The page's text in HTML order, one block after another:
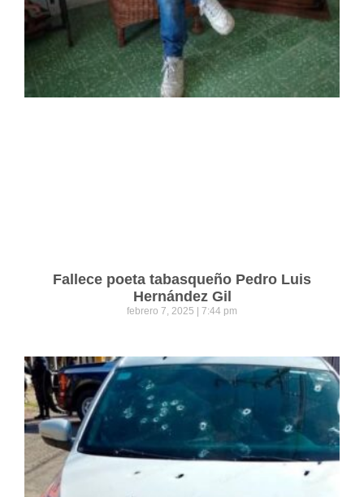
Fallece poeta tabasqueño Pedro Luis
Hernández Gil
febrero 7, 2025 7:44 pm